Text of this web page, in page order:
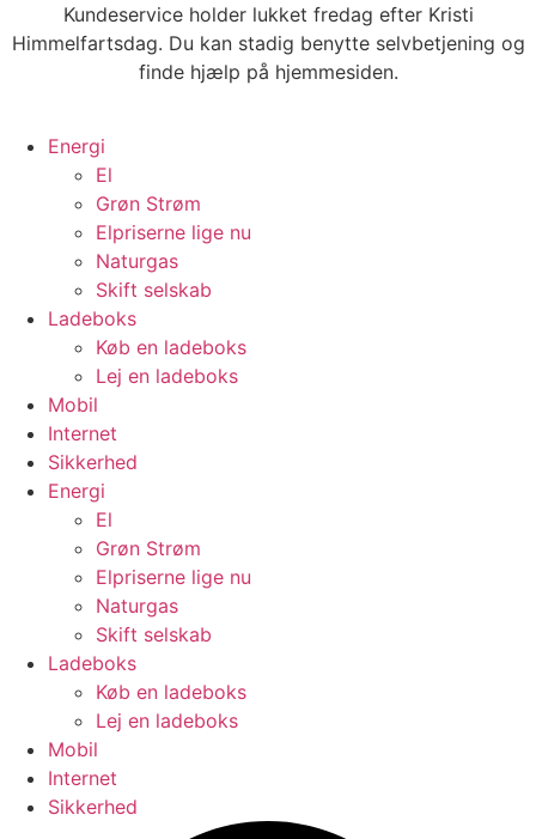
til
Kundeservice holder lukket fredag efter Kristi
Himmelfartsdag. Du kan stadig benytte selvbetjening og
finde hjælp på hjemmesiden.
Energi
El
Grøn Strøm
Elpriserne lige nu
Naturgas
Skift selskab
Ladeboks
Køb en ladeboks
Lej en ladeboks
Mobil
Internet
Sikkerhed
Energi
El
Grøn Strøm
Elpriserne lige nu
Naturgas
Skift selskab
Ladeboks
Køb en ladeboks
Lej en ladeboks
Mobil
Internet
Sikkerhed